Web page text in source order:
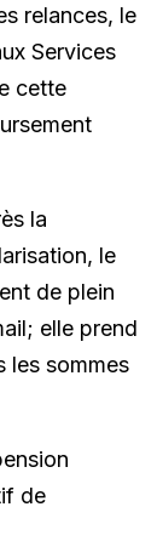
relances, le
Services
cette
la
le
de plein
elle prend
les sommes
de